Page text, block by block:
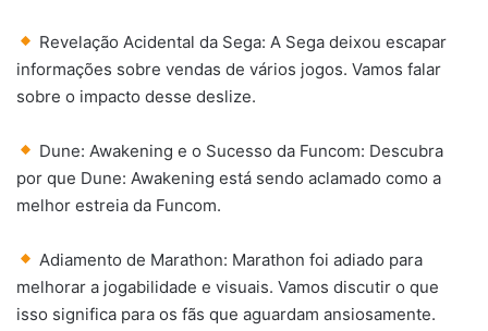
Revelação Acidental da Sega: A Sega deixou escapar
informações sobre vendas de vários jogos. Vamos falar
sobre o impacto desse deslize.
Dune: Awakening e o Sucesso da Funcom: Descubra
por que Dune: Awakening está sendo aclamado como a
melhor estreia da Funcom.
Adiamento de Marathon: Marathon foi adiado para
melhorar a jogabilidade e visuais. Vamos discutir o que
isso significa para os fãs que aguardam ansiosamente.